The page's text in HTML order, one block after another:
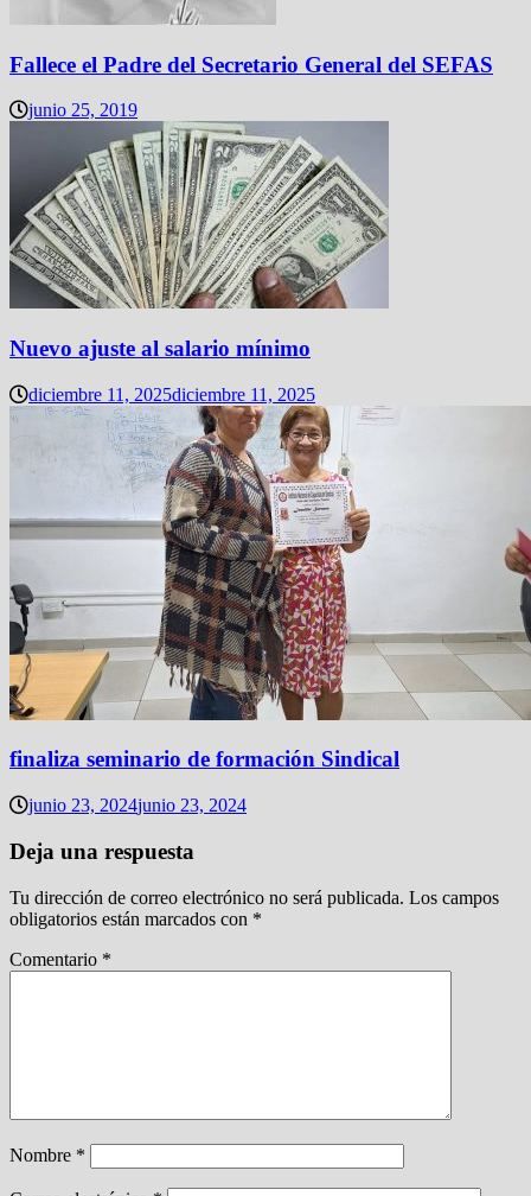
Fallece el Padre del Secretario General del SEFAS
junio 25, 2019
Nuevo ajuste al salario mínimo
diciembre 11, 2025diciembre 11, 2025
finaliza seminario de formación Sindical
junio 23, 2024junio 23, 2024
Deja una respuesta
Tu dirección de correo electrónico no será publicada. Los campos
obligatorios están marcados con *
Comentario *
Nombre *